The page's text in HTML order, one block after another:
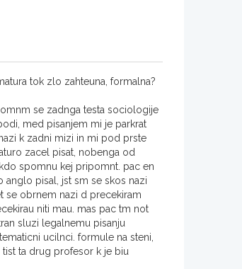
tok zlo zahteuna, formalna?
se zadnga testa sociologije
med pisanjem mi je parkrat
k zadni mizi in mi pod prste
zacel pisat, nobenga od
spomnu kej pripomnt. pac en
pisal, jst sm se skos nazi
se obrnem nazi d precekiram
niti mau. mas pac tm not
sluzi legalnemu pisanju
ucilnci. formule na steni,
ta drug profesor k je biu